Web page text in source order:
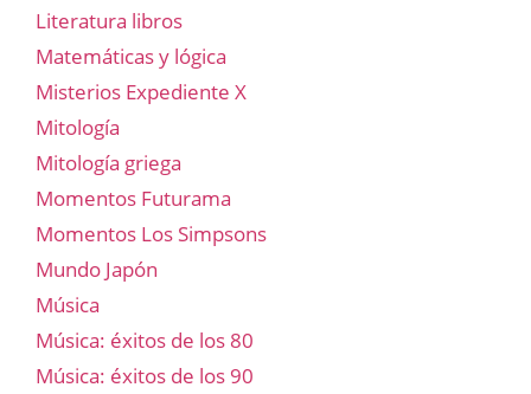
Literatura libros
Matemáticas y lógica
Misterios Expediente X
Mitología
Mitología griega
Momentos Futurama
Momentos Los Simpsons
Mundo Japón
Música
Música: éxitos de los 80
Música: éxitos de los 90